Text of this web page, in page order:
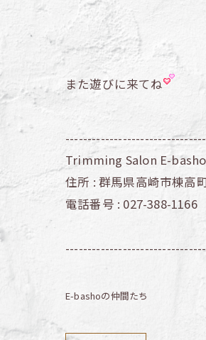
また遊びに来てね
Trimming Salon E-basho
住所 : 群馬県高崎市棟高
電話番号 : 027-388-1166
E-bashoの仲間たち